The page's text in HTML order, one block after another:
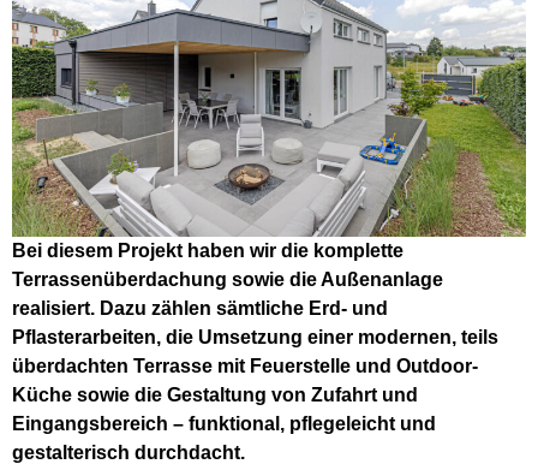
Bei diesem Projekt haben wir die komplette
Terrassenüberdachung sowie die Außenanlage
realisiert. Dazu zählen sämtliche Erd- und
Pflasterarbeiten, die Umsetzung einer modernen, teils
überdachten Terrasse mit Feuerstelle und Outdoor-
Küche sowie die Gestaltung von Zufahrt und
Eingangsbereich – funktional, pflegeleicht und
gestalterisch durchdacht.